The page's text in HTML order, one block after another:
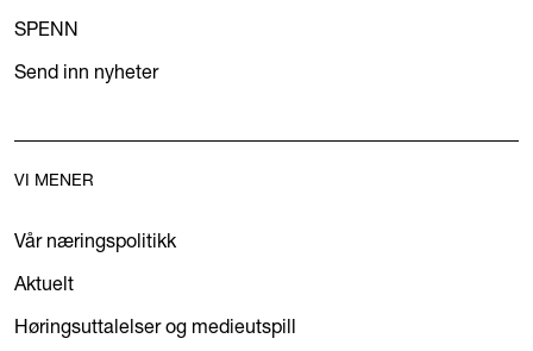
SPENN
Send inn nyheter
VI MENER
Vår næringspolitikk
Aktuelt
Høringsuttalelser og medieutspill